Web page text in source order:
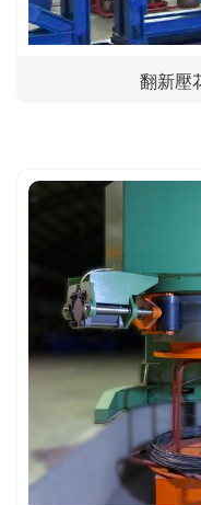
翻新壓